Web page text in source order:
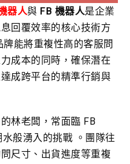
器人與 FB 機器人是企業
回覆效率的核心技術方
能將重複性高的客服問
成本的同時，確保潛在
成跨平台的精準行銷與
林老闆，常面臨 FB
般湧入的挑戰 。團隊往
尺寸、出貨進度等重複